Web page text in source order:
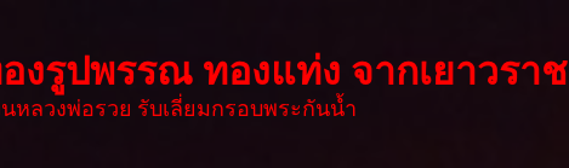
รูปพรรณ ทองแท่ง จากเยาวราช
หลวงพ่อรวย รับเลี่ยมกรอบพระกันน้ำ